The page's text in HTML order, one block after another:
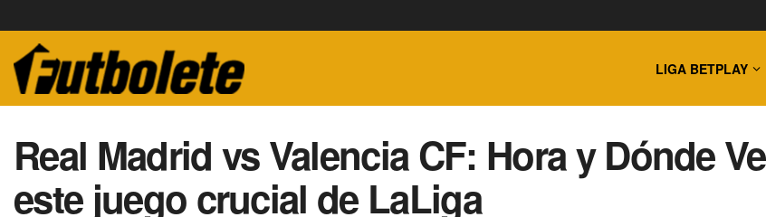
LIGA BETPLAY
Real Madrid vs Valencia CF: Hora y Dónde
este juego crucial de LaLiga